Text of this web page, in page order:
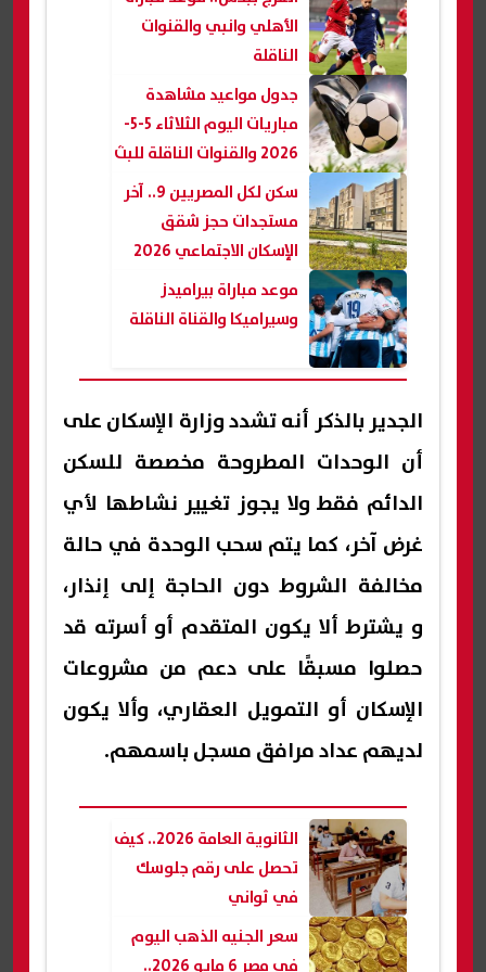
الأهلي وانبي والقنوات
الناقلة
جدول مواعيد مشاهدة
مباريات اليوم الثلاثاء 5-5-
2026 والقنوات الناقلة للبث
المباشر
سكن لكل المصريين 9.. آخر
مستجدات حجز شقق
الإسكان الاجتماعي 2026
موعد مباراة بيراميدز
وسيراميكا والقناة الناقلة
الجدير بالذكر أنه تشدد وزارة الإسكان على
أن الوحدات المطروحة مخصصة للسكن
الدائم فقط ولا يجوز تغيير نشاطها لأي
غرض آخر، كما يتم سحب الوحدة في حالة
مخالفة الشروط دون الحاجة إلى إنذار،
و يشترط ألا يكون المتقدم أو أسرته قد
حصلوا مسبقًا على دعم من مشروعات
الإسكان أو التمويل العقاري، وألا يكون
لديهم عداد مرافق مسجل باسمهم.
الثانوية العامة 2026.. كيف
تحصل على رقم جلوسك
في ثواني
سعر الجنيه الذهب اليوم
في مصر 6 مايو 2026..